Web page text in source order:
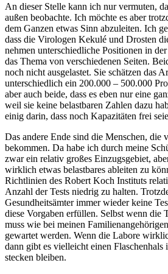
An dieser Stelle kann ich nur vermuten,
außen beobachte. Ich möchte es aber
dem Ganzen etwas Sinn abzuleiten. Ich
dass die Virologen Kekulé und Drosten
nehmen unterschiedliche Positionen in
das Thema von verschiedenen Seiten.
noch nicht ausgelastet. Sie schätzen das
unterschiedlich ein 200.000 – 500.000
aber auch beide, dass es eben nur eine
weil sie keine belastbaren Zahlen dazu
einig darin, dass noch Kapazitäten frei
Das andere Ende sind die Menschen, die
bekommen. Da habe ich durch meine
zwar ein relativ großes Einzugsgebiet,
wirklich etwas belastbares ableiten zu
Richtlinien des Robert Koch Instituts
Anzahl der Tests niedrig zu halten.
Gesundheitsämter immer wieder keine
diese Vorgaben erfüllen. Selbst wenn die
muss wie bei meinen
gewartet werden. Wenn die Labore
dann gibt es vielleicht einen Flaschenhals
stecken bleiben.